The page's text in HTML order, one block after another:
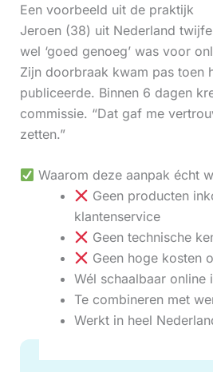
Een voorbeeld uit de praktijk
Jeroen (38) uit Nederland
wel ‘goed genoeg’ was voor
Zijn doorbraak kwam pas toen
publiceerde. Binnen 6 dagen
commissie. “Dat gaf me
zetten.”
Waarom deze aanpak écht
Geen producten
klantenservice
Geen technische
Geen hoge kosten
Wél schaalbaar online
Te combineren met
Werkt in heel